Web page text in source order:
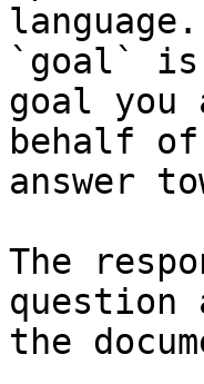
language.
`goal` is
goal
behalf
answer
The
question
the